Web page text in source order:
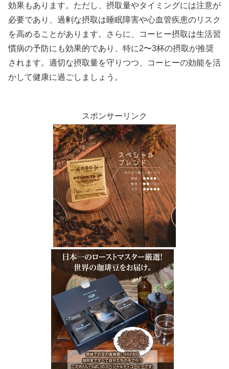
効果もあります。ただし、摂取量やタイミングには注意が
必要であり、過剰な摂取は睡眠障害や心血管疾患のリスク
を高めることがあります。さらに、コーヒー摂取は生活習
慣病の予防にも効果的であり、特に2〜3杯の摂取が推奨
されます。適切な摂取量を守りつつ、コーヒーの効能を活
かして健康に過ごしましょう。
スポンサーリンク